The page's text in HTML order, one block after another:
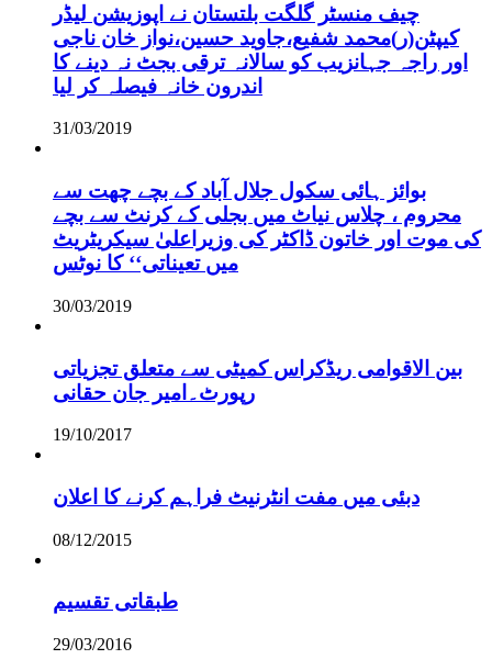
چیف منسٹر گلگت بلتستان نے اپوزیشن لیڈر
کیپٹن(ر)محمد شفیع،جاوید حسین،نواز خان ناجی
اور راجہ جہانزیب کو سالانہ ترقی بجٹ نہ دینے کا
اندرون خانہ فیصلہ کر لیا
31/03/2019
بوائز ہائی سکول جلال آباد کے بچے چھت سے
محروم ، چلاس نیاٹ میں بجلی کے کرنٹ سے بچے
کی موت اور خاتون ڈاکٹر کی وزیراعلیٰ سیکریٹریٹ
میں تعیناتی‘‘ کا نوٹس
30/03/2019
بین الاقوامی ریڈکراس کمیٹی سے متعلق تجزیاتی
رپورٹ۔امیر جان حقانی
19/10/2017
دبئی میں مفت انٹرنیٹ فراہم کرنے کا اعلان
08/12/2015
طبقاتی تقسیم
29/03/2016